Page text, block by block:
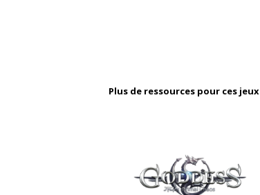
Plus de ressources pour ces jeux